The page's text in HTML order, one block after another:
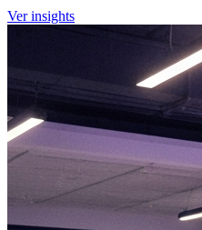
Ver insights